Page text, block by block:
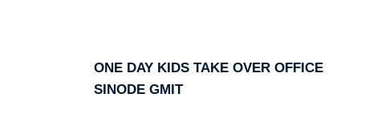
Tingkatkan Kemandirian
Pemberdayaan Ekonomi
ONE DAY KIDS TAKE OVER OFFICE
SINODE GMIT